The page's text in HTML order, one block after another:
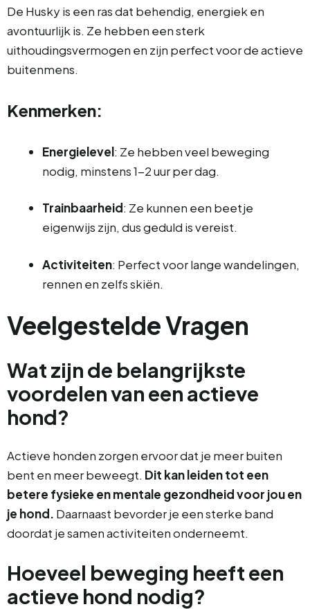
De Husky is een ras dat behendig, energiek en
avontuurlijk is. Ze hebben een sterk
uithoudingsvermogen en zijn perfect voor de actieve
buitenmens.
Kenmerken:
Energielevel: Ze hebben veel beweging
nodig, minstens 1-2 uur per dag.
Trainbaarheid: Ze kunnen een beetje
eigenwijs zijn, dus geduld is vereist.
Activiteiten: Perfect voor lange wandelingen,
rennen en zelfs skiën.
Veelgestelde Vragen
Wat zijn de belangrijkste
voordelen van een actieve
hond?
Actieve honden zorgen ervoor dat je meer buiten
bent en meer beweegt. Dit kan leiden tot een
betere fysieke en mentale gezondheid voor jou en
je hond. Daarnaast bevorder je een sterke band
doordat je samen activiteiten onderneemt.
Hoeveel beweging heeft een
actieve hond nodig?